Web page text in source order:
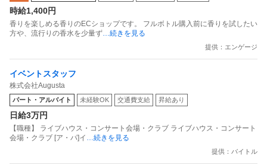
時給1,400円
香りを楽しめる香りのECショップです。 フルボトル購入前に香りを試したい
方や、流行りの香水を少量ず…続きを見る
提供：エンゲージ
イベントスタッフ
株式会社Augusta
パート・アルバイト 未経験OK 交通費支給 昇給あり
日給3万円
【職種】 ライブハウス・コンサート会場・クラブ ライブハウス・コンサート
会場・クラブ [ア・パ]イ …続きを見る
提供：バイトル